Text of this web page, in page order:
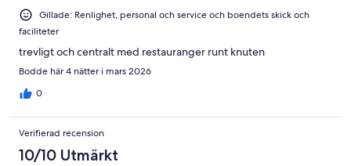
Gillade: Renlighet, personal och service och boendets skick och
faciliteter
trevligt och centralt med restauranger runt knuten
Bodde här 4 nätter i mars 2026
0
Verifierad recension
10/10 Utmärkt